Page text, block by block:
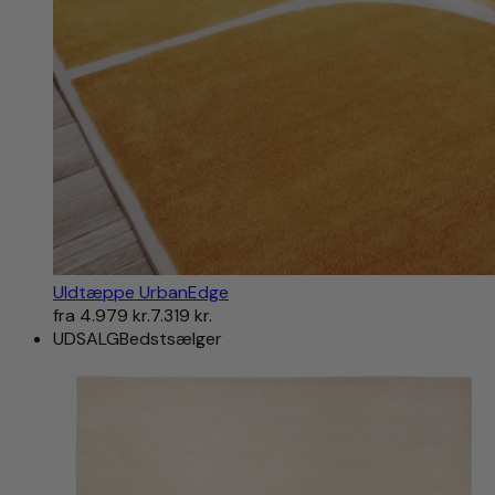
Uldtæppe UrbanEdge
fra 4.979 kr.7.319 kr.
UDSALGBedstsælger